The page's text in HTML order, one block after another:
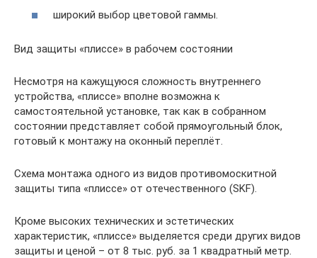
широкий выбор цветовой гаммы.
Вид защиты «плиссе» в рабочем состоянии
Несмотря на кажущуюся сложность внутреннего
устройства, «плиссе» вполне возможна к
самостоятельной установке, так как в собранном
состоянии представляет собой прямоугольный блок,
готовый к монтажу на оконный переплёт.
Схема монтажа одного из видов противомоскитной
защиты типа «плиссе» от отечественного (SKF).
Кроме высоких технических и эстетических
характеристик, «плиссе» выделяется среди других видов
защиты и ценой – от 8 тыс. руб. за 1 квадратный метр.